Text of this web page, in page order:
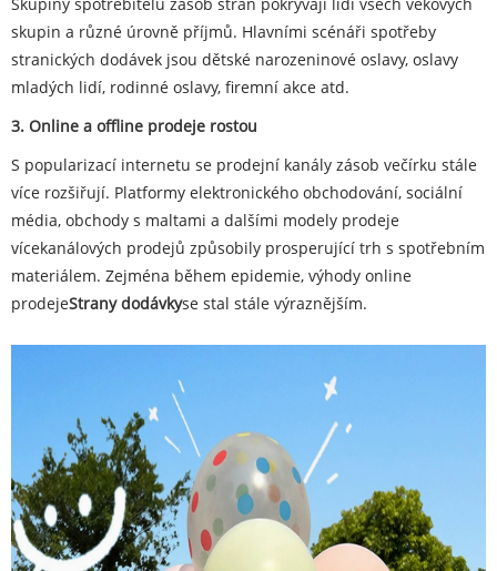
Skupiny spotřebitelů zásob stran pokrývají lidi všech věkových
skupin a různé úrovně příjmů. Hlavními scénáři spotřeby
stranických dodávek jsou dětské narozeninové oslavy, oslavy
mladých lidí, rodinné oslavy, firemní akce atd.
3. Online a offline prodeje rostou
S popularizací internetu se prodejní kanály zásob večírku stále
více rozšiřují. Platformy elektronického obchodování, sociální
média, obchody s maltami a dalšími modely prodeje
vícekanálových prodejů způsobily prosperující trh s spotřebním
materiálem. Zejména během epidemie, výhody online
prodejeStrany dodávkyse stal stále výraznějším.